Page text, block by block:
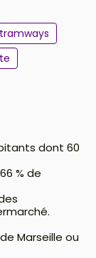
dont 60
% de
Marseille ou